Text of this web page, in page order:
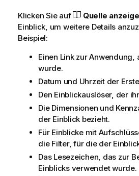
Klicken Sie auf Quelle
Einblick, um weitere Details
Beispiel:
Einen Link zur Anwendung,
wurde.
Datum und Uhrzeit der
Den Einblickauslöser, der
Die Dimensionen und
der Einblick bezieht.
Für Einblicke mit
die Filter, für die der
Das Lesezeichen, das zur
Einblicks verwendet wurde.